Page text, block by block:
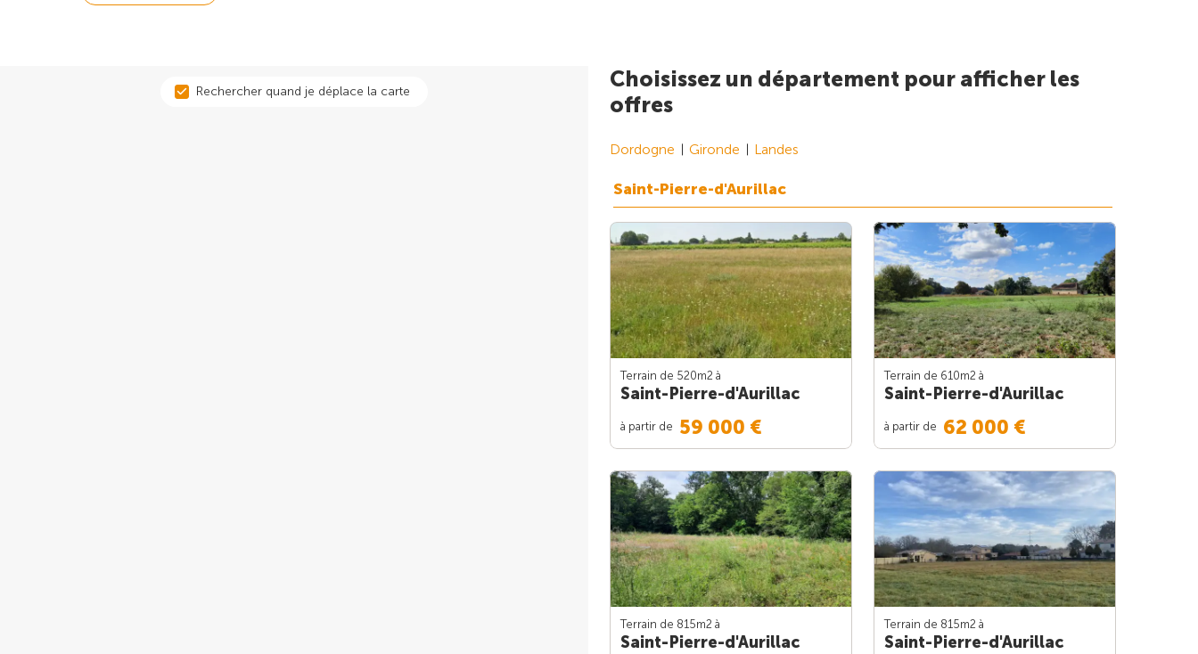
Rechercher quand je déplace la carte
Choisissez un département pour afficher les
offres
Dordogne Gironde Landes
Saint-Pierre-d'Aurillac
Terrain de 520m2 à
Saint-Pierre-d'Aurillac
à partir de 59 000 €
Terrain de 610m2 à
Saint-Pierre-d'Aurillac
à partir de 62 000 €
Terrain de 815m2 à
Saint-Pierre-d'Aurillac
Terrain de 815m2 à
Saint-Pierre-d'Aurillac